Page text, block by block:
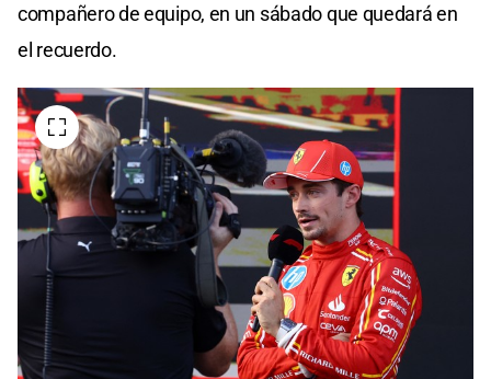
compañero de equipo, en un sábado que quedará en
el recuerdo.